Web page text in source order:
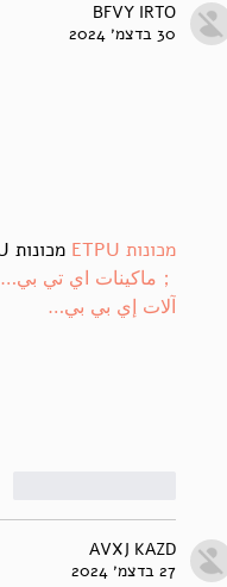
BFVY IRTO
30 בדצמ׳ 2024
מכונות ETPU
מכונות ETPU;
；ماكينات اي تي بي…
آلات إي بي بي…
AVXJ KAZD
27 בדצמ׳ 2024